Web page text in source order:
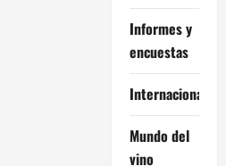
Informes y
encuestas
Internacional
Mundo del
vino